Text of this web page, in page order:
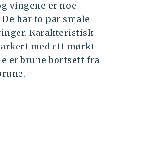
vingene er noe
har to par smale
Karakteristisk
med ett mørkt
er brune bortsett fra